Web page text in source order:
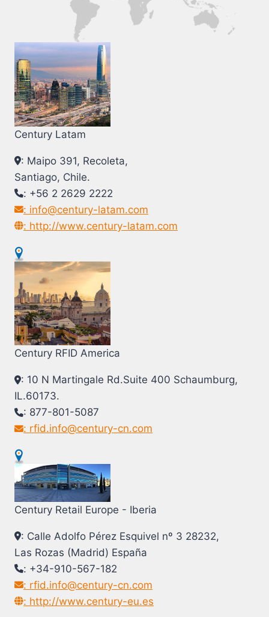
Century Latam
: Maipo 391, Recoleta,
Santiago, Chile.
: +56 2 2629 2222
: info@century-latam.com
: http://www.century-latam.com
Century RFID America
: 10 N Martingale Rd.Suite 400 Schaumburg,
IL.60173.
: 877-801-5087
: rfid.info@century-cn.com
Century Retail Europe - Iberia
: Calle Adolfo Pérez Esquivel nº 3 28232,
Las Rozas (Madrid) España
: +34-910-567-182
: rfid.info@century-cn.com
: http://www.century-eu.es